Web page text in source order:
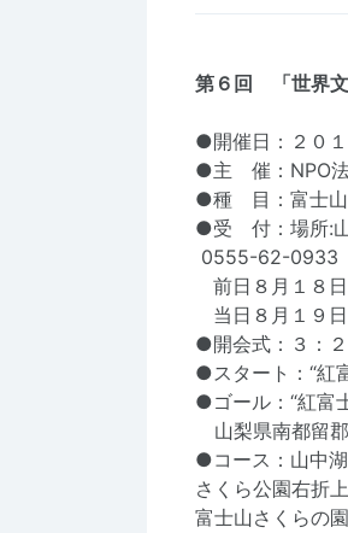
第６回 「世界文
●開催日：２０
●主 催：NPO法
●種 目：富士
●受 付：場所:
0555-62-0933
前日８月１８
当日８月１９
●開会式：３：
●スタート：“紅
●ゴール：“紅富
山梨県南都留
●コース：山中
さくら公園右折
富士山さくらの